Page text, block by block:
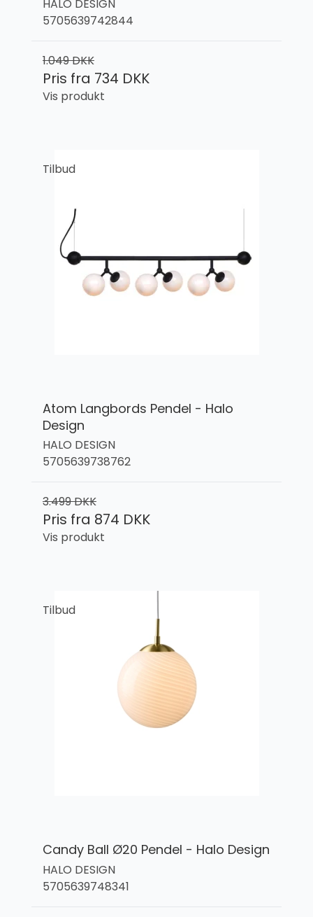
HALO DESIGN
5705639742844
1.049 DKK
Pris fra 734 DKK
Vis produkt
Tilbud
Atom Langbords Pendel - Halo
Design
HALO DESIGN
5705639738762
3.499 DKK
Pris fra 874 DKK
Vis produkt
Tilbud
Candy Ball Ø20 Pendel - Halo Design
HALO DESIGN
5705639748341